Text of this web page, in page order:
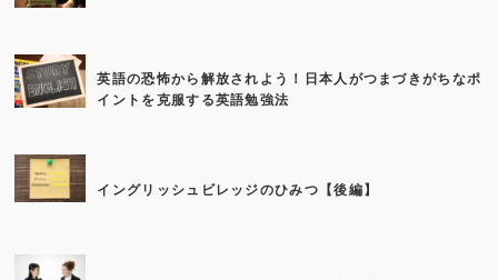
英語の恐怖から解放されよう！日本人がつまづきがちなポ
イントを克服する英語勉強法
イングリッシュビレッジのひみつ【後編】